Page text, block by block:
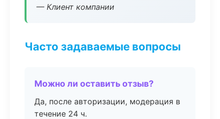
— Клиент компании
Часто задаваемые вопросы
Можно ли оставить отзыв?
Да, после авторизации, модерация в
течение 24 ч.